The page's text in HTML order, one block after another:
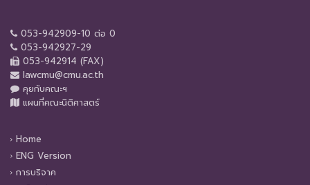
053-942909-10 ต่อ 0
053-942927-29
053-942914 (FAX)
lawcmu@cmu.ac.th
คุยกับคณะฯ
แผนที่คณะนิติศาสตร์
Home
ENG Version
การบริจาค